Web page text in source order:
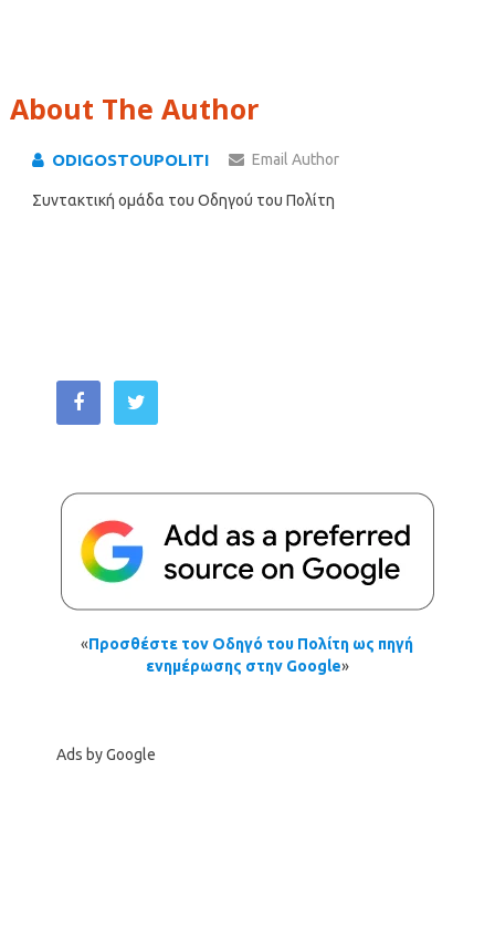
About The Author
ODIGOSTOUPOLITI Email Author
Συντακτική ομάδα του Οδηγού του Πολίτη
«Προσθέστε τον Οδηγό του Πολίτη ως πηγή
ενημέρωσης στην Google»
Ads by Google